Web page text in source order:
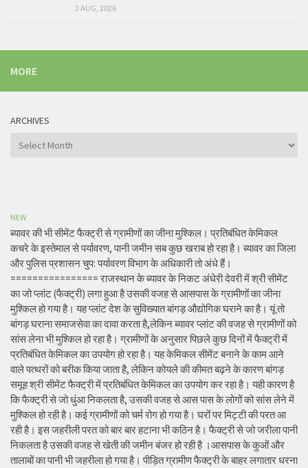
3 AUG, 2026
MORE
ARCHIVES
Archives
NEW
ब्यावर की भी सीमेंट फैक्ट्री से ग्रामीणों का जीना मुश्किल। प्रतिबंधित केमिकल
कचरे के इस्तेमाल से पर्यावरण, पानी जमीन सब कुछ खराब हो रहा है। ब्यावर का जिला
और पुलिस प्रशासन चुप: पर्यावरण विभाग के अधिकारी तो अंधे हैं।
================ राजस्थान के ब्यावर के निकट अंधेरी देवरी में श्री सीमेंट
का जो प्लांट (फैक्ट्री) लगा हुआ है उसकी वजह से आसपास के ग्रामीणों का जीना
मुश्किल हो गया है। यह प्लांट देश के सुविख्यात बांगड़ औद्योगिक घराने का है। यूं तो
बांगड़ घराना समाजसेवा का दावा करता है,लेकिन ब्यावर प्लांट की वजह से ग्रामीणों को
सांस लेना भी मुश्किल हो रहा है। ग्रामीणों के अनुसार पिछले कुछ दिनों में फैक्ट्री में
प्रतिबंधित केमिकल का उपयोग हो रहा है। यह केमिकल सीमेंट बनाने के काम आने
वाले पत्थरों को बरीक किया जाता है, लेकिन कोयले की कीमत बढ़ने के कारण बांगड़
समूह श्री सीमेंट फैक्ट्री में प्रतिबंधित केमिकल का उपयोग कर रहा है। यही कारण है
कि फैक्ट्री से जो धुंआ निकलता है, उसकी वजह से आस पास के लोगों को सांस लेने में
मुश्किल हो रही है। कई ग्रामीणों को चर्म रोग हो गया है। घरों पर मिट्टी की परत आ
रही है। इस जहरीली परत को बार बार हटाना भी कठिन है। फैक्ट्री से जो जरीला पानी
निकलता है उसकी वजह से खेती की जमीन बंजर हो रही है ।आसपास के कुओं और
तालाबों का पानी भी जहरीला हो गया है। पीड़ित ग्रामीण फैक्ट्री के बाहर लगातार धरना